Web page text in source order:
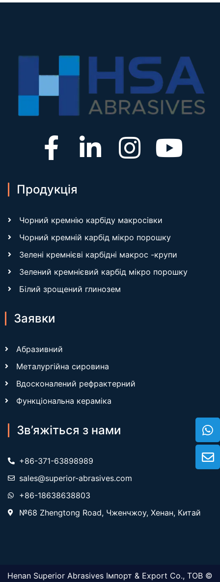
Продукція
Чорний кремнію карбіду макросівки
Чорний кремній карбід мікро порошку
Зелені кремнієві карбідні макрос -крупи
Зелений кремнієвий карбід мікро порошку
Білий зрощений глинозем
Заявки
Абразивний
Металургійна сировина
Вдосконалений рефрактерний
Функціональна кераміка
Зв’яжіться з нами
+86-371-63898989
sales@superior-abrasives.com
+86-18638638803
№68 Zhengtong Road, Чженчжоу, Хенан, Китай
Henan Superior Abrasives Імпорт & Export Co., ТОВ ©